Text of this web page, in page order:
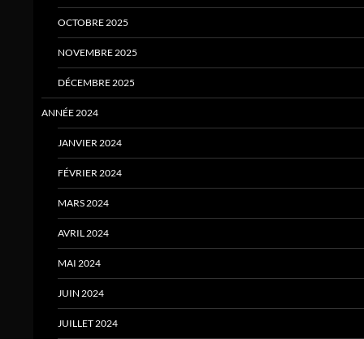
OCTOBRE 2025
NOVEMBRE 2025
DÉCEMBRE 2025
ANNÉE 2024
JANVIER 2024
FÉVRIER 2024
MARS 2024
AVRIL 2024
MAI 2024
JUIN 2024
JUILLET 2024